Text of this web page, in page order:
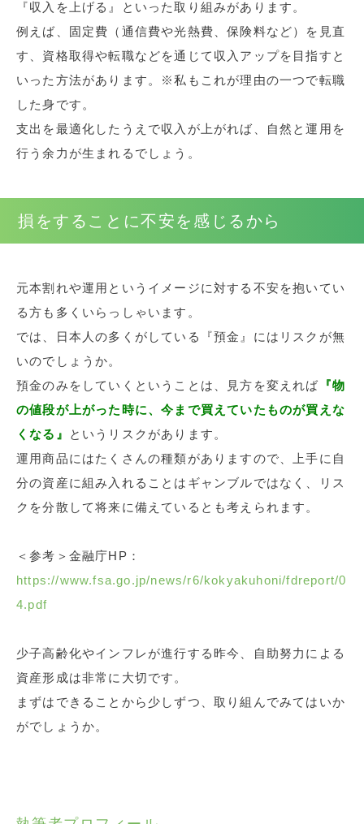
『収入を上げる』といった取り組みがあります。
例えば、固定費（通信費や光熱費、保険料など）を見直
す、資格取得や転職などを通じて収入アップを目指すと
いった方法があります。※私もこれが理由の一つで転職
した身です。
支出を最適化したうえで収入が上がれば、自然と運用を
行う余力が生まれるでしょう。
損をすることに不安を感じるから
元本割れや運用というイメージに対する不安を抱いてい
る方も多くいらっしゃいます。
では、日本人の多くがしている『預金』にはリスクが無
いのでしょうか。
預金のみをしていくということは、見方を変えれば 『物
の値段が上がった時に、今まで買えていたものが買えな
くなる』
というリスクがあります。
運用商品にはたくさんの種類がありますので、上手に自
分の資産に組み入れることはギャンブルではなく、リス
クを分散して将来に備えているとも考えられます。
＜参考＞金融庁HP：
https://www.fsa.go.jp/news/r6/kokyakuhoni/fdreport/0
4.pdf
少子高齢化やインフレが進行する昨今、自助努力による
資産形成は非常に大切です。
まずはできることから少しずつ、取り組んでみてはいか
がでしょうか。